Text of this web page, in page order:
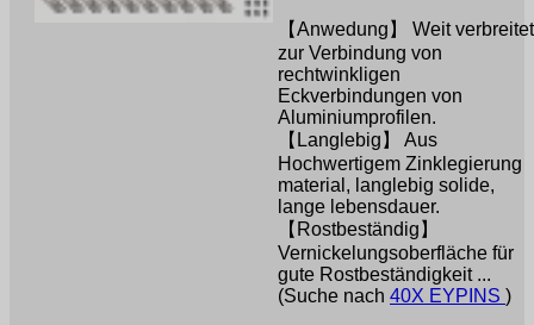
【Anwedung】 Weit verbreitet
zur Verbindung von
rechtwinkligen
Eckverbindungen von
Aluminiumprofilen.
【Langlebig】 Aus
Hochwertigem Zinklegierung
material, langlebig solide,
lange lebensdauer.
【Rostbeständig】
Vernickelungsoberfläche für
gute Rostbeständigkeit ...
(Suche nach 40X EYPINS )